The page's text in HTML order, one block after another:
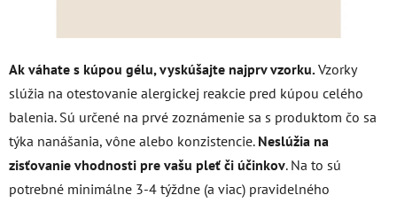
Ak váhate s kúpou gélu, vyskúšajte najprv vzorku.Vzorky
slúžia na otestovanie alergickej reakcie pred kúpou celého
balenia. Sú určené na prvé zoznámenie sa s produktom čo sa
týka nanášania, vône alebo konzistencie. Neslúžia na
zisťovanie vhodnosti pre vašu pleť či účinkov. Na to sú
potrebné minimálne 3-4 týždne (a viac) pravidelného